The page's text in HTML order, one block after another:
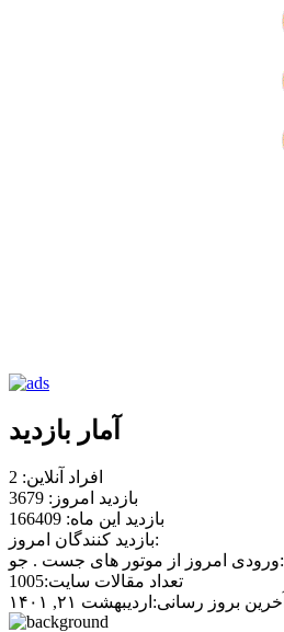
آمار بازدید
افراد آنلاین: 2
بازدید امروز: 3679
بازدید این ماه: 166409
بازدید کنندگان امروز:
ورودی امروز از موتور های جست . جو:
تعداد مقالات سایت:1005
آخرین بروز رسانی:اردیبهشت ۲۱, ۱۴۰۱